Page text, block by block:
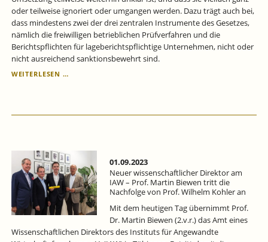
oder teilweise ignoriert oder umgangen werden. Dazu trägt auch bei,
dass mindestens zwei der drei zentralen Instrumente des Gesetzes,
nämlich die freiwilligen betrieblichen Prüfverfahren und die
Berichtspflichten für lageberichtspflichtige Unternehmen, nicht oder
nicht ausreichend sanktionsbewehrt sind.
WEITERLESEN …ENTGELTTRANSPARENZGESETZ:
KLARHEIT
VERBINDLICHKEIT
SIND
DRINGEND
ERFORDERLICH.
01.09.2023
Neuer wissenschaftlicher Direktor am
IAW – Prof. Martin Biewen tritt die
Nachfolge von Prof. Wilhelm Kohler an
Mit dem heutigen Tag übernimmt Prof.
Dr. Martin Biewen (2.v.r.) das Amt eines
Wissenschaftlichen Direktors des Instituts für Angewandte